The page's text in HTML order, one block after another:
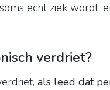
echt ziek wordt,
verdriet?
als leed dat